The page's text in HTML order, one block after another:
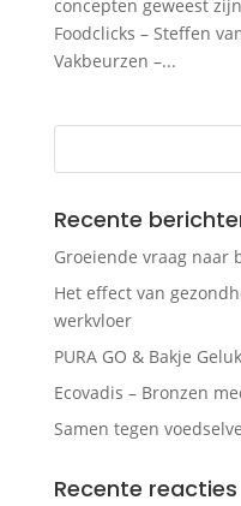
concepten geweest
Foodclicks – Steffen
Vakbeurzen –...
Recente
Groeiende vraag naar
Het effect van
werkvloer
PURA GO & Bakje Geluk
Ecovadis – Bronzen
Samen tegen
Recente reacties